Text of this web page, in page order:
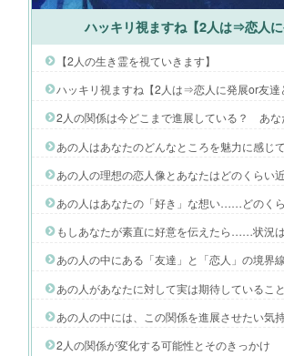
ハッキリ視ますね【2人は⇒恋人
【2人の生き霊を視ていきます】
ハッキリ視ますね【2人は⇒恋人に発展or友達
2人の関係は今どこまで進展している？ あな
あの人はあなたのどんなところを魅力に感じ
あの人の理想の恋人像とあなたはどのくらい
あの人はあなたの「好き」な想い……どのく
もしあなたが素直に好意を伝えたら……状況
あの人の中にある「友達」と「恋人」の境界
あの人があなたに対して実は期待していること
あの人の中には、この関係を進展させたい気
2人の関係が変化する可能性とそのきっかけ